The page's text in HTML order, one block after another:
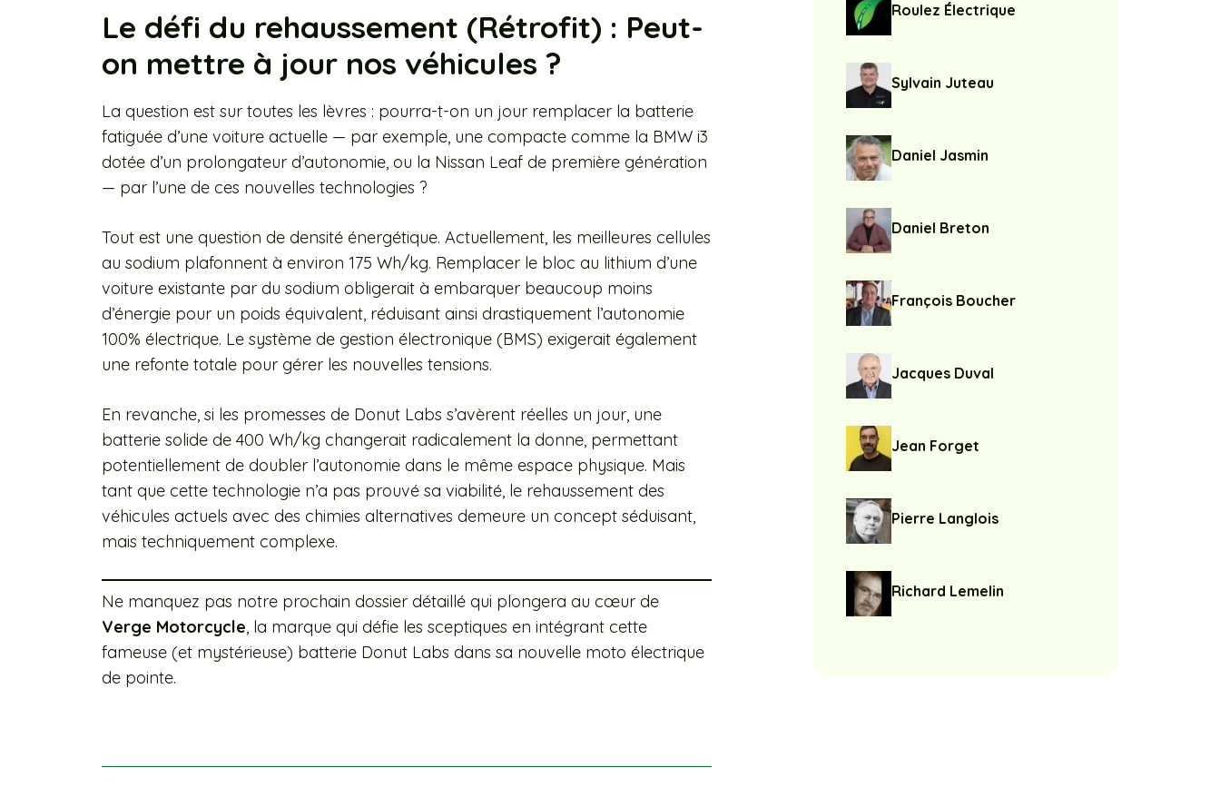
Le défi du rehaussement (Rétrofit) : Peut-
on mettre à jour nos véhicules ?
La question est sur toutes les lèvres : pourra-t-on un jour remplacer la batterie
fatiguée d’une voiture actuelle — par exemple, une compacte comme la BMW i3
dotée d’un prolongateur d’autonomie, ou la Nissan Leaf de première génération
— par l’une de ces nouvelles technologies ?
Tout est une question de densité énergétique. Actuellement, les meilleures cellules
au sodium plafonnent à environ 175 Wh/kg. Remplacer le bloc au lithium d’une
voiture existante par du sodium obligerait à embarquer beaucoup moins
d’énergie pour un poids équivalent, réduisant ainsi drastiquement l’autonomie
100% électrique. Le système de gestion électronique (BMS) exigerait également
une refonte totale pour gérer les nouvelles tensions.
En revanche, si les promesses de Donut Labs s’avèrent réelles un jour, une
batterie solide de 400 Wh/kg changerait radicalement la donne, permettant
potentiellement de doubler l’autonomie dans le même espace physique. Mais
tant que cette technologie n’a pas prouvé sa viabilité, le rehaussement des
véhicules actuels avec des chimies alternatives demeure un concept séduisant,
mais techniquement complexe.
Ne manquez pas notre prochain dossier détaillé qui plongera au cœur de
Verge Motorcycle, la marque qui défie les sceptiques en intégrant cette
fameuse (et mystérieuse) batterie Donut Labs dans sa nouvelle moto électrique
de pointe.
Roulez Électrique
Sylvain Juteau
Daniel Jasmin
Daniel Breton
François Boucher
Jacques Duval
Jean Forget
Pierre Langlois
Richard Lemelin